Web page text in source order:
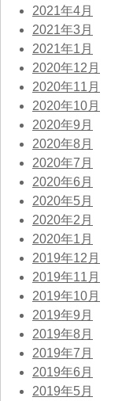
2021年4月
2021年3月
2021年1月
2020年12月
2020年11月
2020年10月
2020年9月
2020年8月
2020年7月
2020年6月
2020年5月
2020年2月
2020年1月
2019年12月
2019年11月
2019年10月
2019年9月
2019年8月
2019年7月
2019年6月
2019年5月